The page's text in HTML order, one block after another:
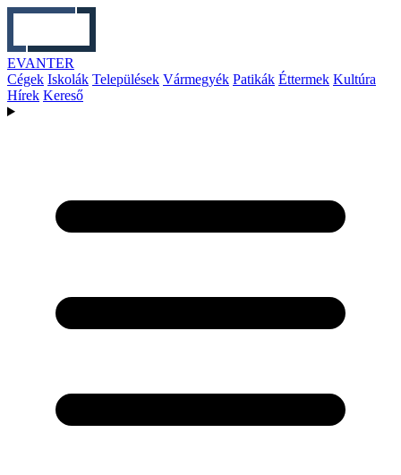
EVANTER
Cégek Iskolák Települések Vármegyék Patikák Éttermek Kultúra
Hírek Kereső